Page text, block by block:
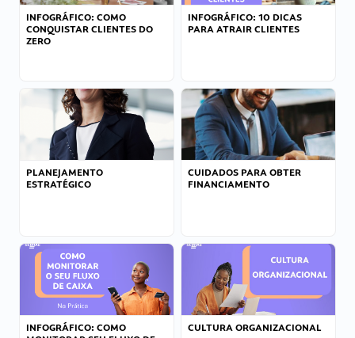
INFOGRÁFICO: COMO
CONQUISTAR CLIENTES DO
ZERO
INFOGRÁFICO: 10 DICAS
PARA ATRAIR CLIENTES
PLANEJAMENTO
ESTRATÉGICO
CUIDADOS PARA OBTER
FINANCIAMENTO
INFOGRÁFICO: COMO
CULTURA ORGANIZACIONAL